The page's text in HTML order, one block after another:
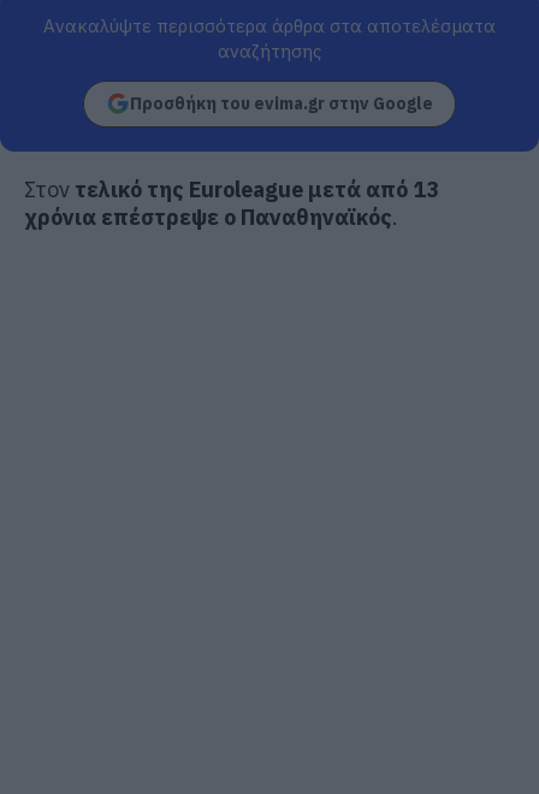
Ανακαλύψτε περισσότερα άρθρα στα αποτελέσματα
αναζήτησης
Προσθήκη του evima.gr στην Google
Στον τελικό της Euroleague μετά από 13
χρόνια επέστρεψε ο Παναθηναϊκός.